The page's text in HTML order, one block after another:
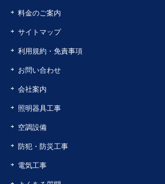
料金のご案内
サイトマップ
利用規約・免責事項
お問い合わせ
会社案内
照明器具工事
空調設備
防犯・防災工事
電気工事